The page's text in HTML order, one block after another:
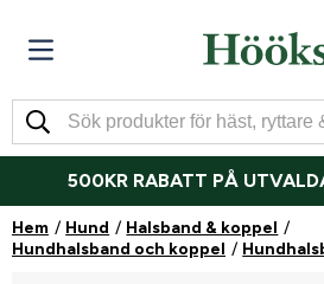
500KR RABATT PÅ
Hem Hund
Halsband & koppel
Hundhalsband och koppel